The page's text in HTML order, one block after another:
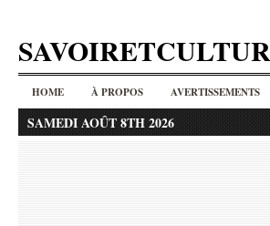
HOME À PROPOS AVERTISSEMENTS
SAMEDI AOÛT 8TH 2026